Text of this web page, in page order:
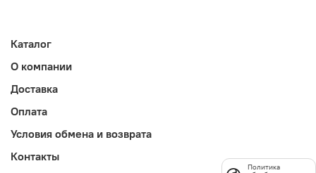
Каталог
О компании
Доставка
Оплата
Условия обмена и возврата
Контакты
Политика